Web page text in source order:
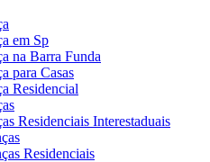
em Sp
na Barra Funda
para Casas
Residencial
Residenciais Interestaduais
Residenciais